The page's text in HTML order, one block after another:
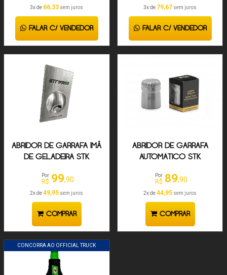
3x de 66,33 sem juros
FALAR C/ VENDEDOR
3x de 79,67 sem juros
FALAR C/ VENDEDOR
ABRIDOR DE GARRAFA IMÃ
DE GELADEIRA STK
Por
R$ 99,90
2x de49,95 sem juros
COMPRAR
ABRIDOR DE GARRAFA
AUTOMÁTICO STK
Por
R$ 89,90
2x de44,95 sem juros
COMPRAR
CONCORRA AO OFFICIAL TRUCK